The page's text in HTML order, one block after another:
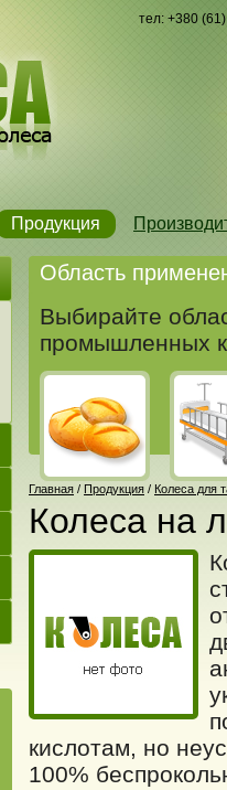
тел: +380
Продукция
Область
Выбирайте
промышленных
Главная / Продукция / Колеса для
Колеса на
кислотам, но
100%